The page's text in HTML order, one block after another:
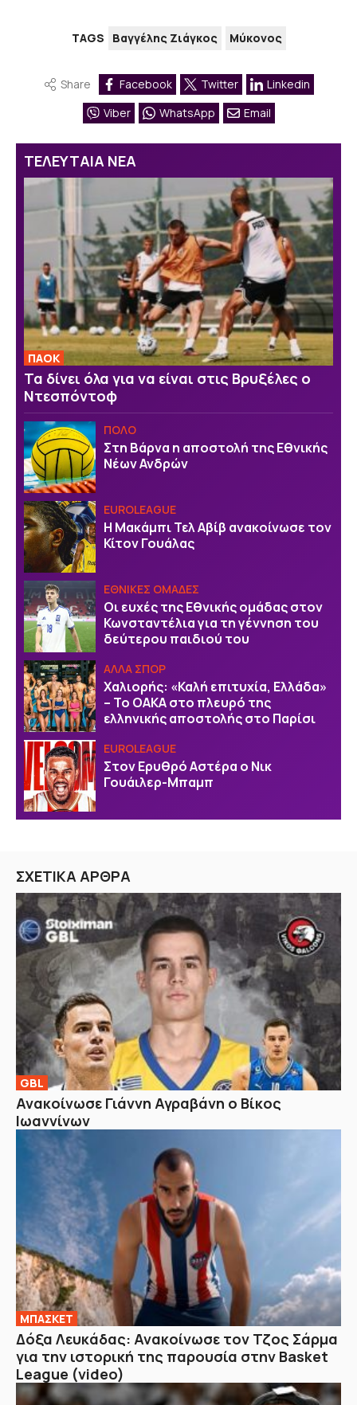
TAGS Βαγγέλης Ζιάγκος Μύκονος
Share Facebook Twitter
Linkedin
Viber
WhatsApp Email
ΤΕΛΕΥΤΑΙΑ ΝΕΑ
ΠΑΟΚ
Τα δίνει όλα για να είναι στις Βρυξέλες ο
Ντεσπόντοφ
ΠΟΛΟ
Στη Βάρνα η αποστολή της Εθνικής
Νέων Ανδρών
EUROLEAGUE
Η Μακάμπι Τελ Αβίβ ανακοίνωσε τον
Κίτον Γουάλας
ΕΘΝΙΚΕΣ ΟΜΑΔΕΣ
Οι ευχές της Εθνικής ομάδας στον
Κωνσταντέλια για τη γέννηση του
δεύτερου παιδιού του
ΑΛΛΑ ΣΠΟΡ
Χαλιορής: «Καλή επιτυχία, Ελλάδα»
– Το ΟΑΚΑ στο πλευρό της
ελληνικής αποστολής στο Παρίσι
EUROLEAGUE
Στον Ερυθρό Αστέρα ο Νικ
Γουάιλερ-Μπαμπ
ΣΧΕΤΙΚΑ ΑΡΘΡΑ
GBL
Ανακοίνωσε Γιάννη Αγραβάνη ο Βίκος
Ιωαννίνων
ΜΠΑΣΚΕΤ
Δόξα Λευκάδας: Ανακοίνωσε τον Τζος Σάρμα
για την ιστορική της παρουσία στην Basket
League (video)